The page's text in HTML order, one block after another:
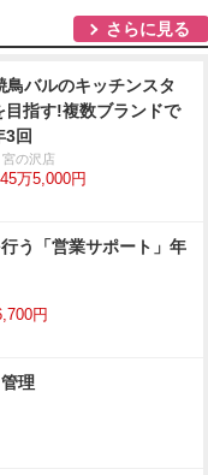
さらに見る
バルのキッチンスタ
目指す!複数ブランドで
3回
の沢店
万5,000円
う「営業サポート」年
円
理